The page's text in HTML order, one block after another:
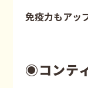
免疫力もアッ
◉コンテ